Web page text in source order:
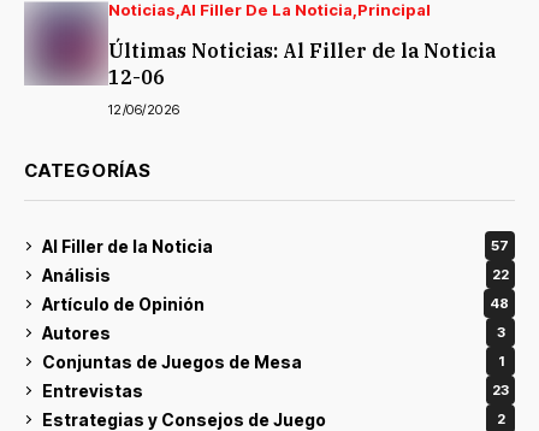
Noticias Al Filler De La Noticia Principal
Últimas Noticias: Al Filler de la Noticia
12-06
12/06/2026
CATEGORÍAS
Al Filler de la Noticia 57
Análisis 22
Artículo de Opinión 48
Autores 3
Conjuntas de Juegos de Mesa 1
Entrevistas 23
Estrategias y Consejos de Juego 2